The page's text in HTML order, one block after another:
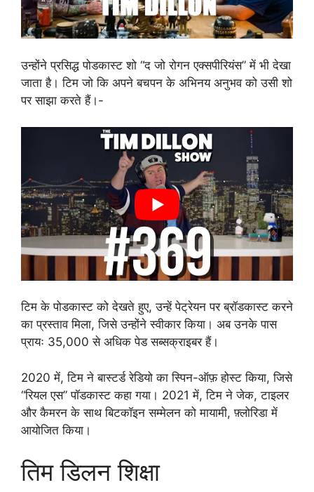
उन्होंने प्रसिद्ध पोडकास्ट शो “द जो रोगन एक्सपीरियंस” में भी देखा
जाता है। टिम जो कि अपने बचपन के अभिनय अनुभव को उसी शो
पर साझा करते हैं।-
टिम के पोडकास्ट को देखते हुए, उन्हें पेट्रेयन पर ब्रॉडकास्ट करने
का प्रस्ताव मिला, जिसे उन्होंने स्वीकार किया। अब उनके पास
प्रायः 35,000 से अधिक पेड सब्सक्राइबर हैं।
2020 में, टिम ने बास्टर्ड रेडियो का स्पिन-ऑफ़ होस्ट किया, जिसे
“रियल एस” पॉडकास्ट कहा गया। 2021 में, टिम ने जेक, टाइलर
और कैमरन के साथ बिटकॉइन सम्मेलन को मायामी, फ़्लोरिडा में
आयोजित किया।
तिम डिलन शिक्षा